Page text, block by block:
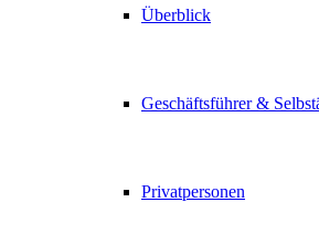
Überblick
Geschäftsführer &
Privatpersonen